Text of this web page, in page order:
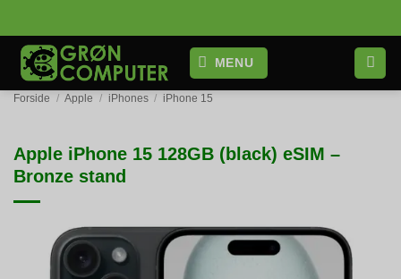
til
indhold
MENU
Forside / Apple / iPhones / iPhone 15
Apple iPhone 15 128GB (black) eSIM –
Bronze stand